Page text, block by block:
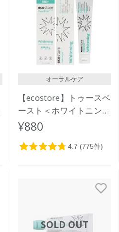
オーラルケア
【ecostore】トゥースペ
ースト＜ホワイトニング
＞ 100g
¥880
SOLD OUT